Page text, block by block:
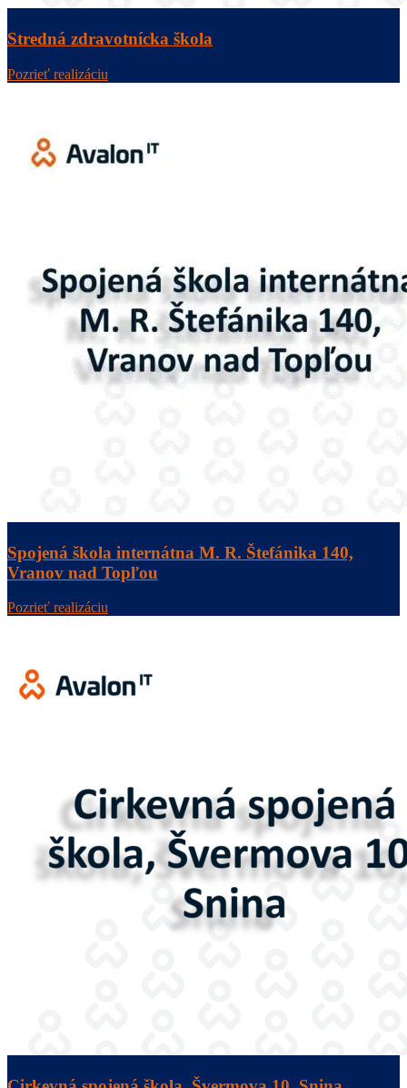
Stredná zdravotnícka škola
Pozrieť realizáciu
Spojená škola internátna M. R. Štefánika 140,
Vranov nad Topľou
Pozrieť realizáciu